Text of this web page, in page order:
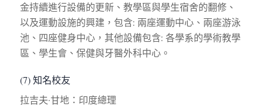
金持續進行設備的更新、教學區與學生宿舍的翻修、
以及運動設施的興建，包含: 兩座運動中心、兩座游泳
池、四座健身中心，其他設備包含: 各學系的學術教學
區、學生會、保健與牙醫外科中心。
(7) 知名校友
拉吉夫·甘地：印度總理